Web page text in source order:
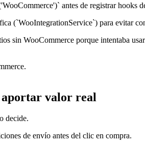
antes de registrar hooks
(`WooIntegrationService`) para evitar
sin WooCommerce porque intentaba
aportar valor real
decide.
de envío antes del clic en compra.